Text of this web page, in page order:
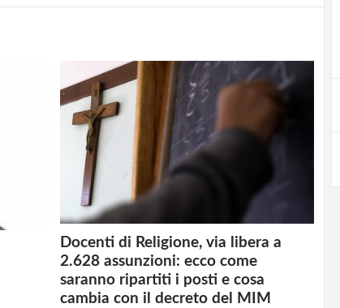
Docenti di Religione, via libera a
2.628 assunzioni: ecco come
saranno ripartiti i posti e cosa
cambia con il decreto del MIM